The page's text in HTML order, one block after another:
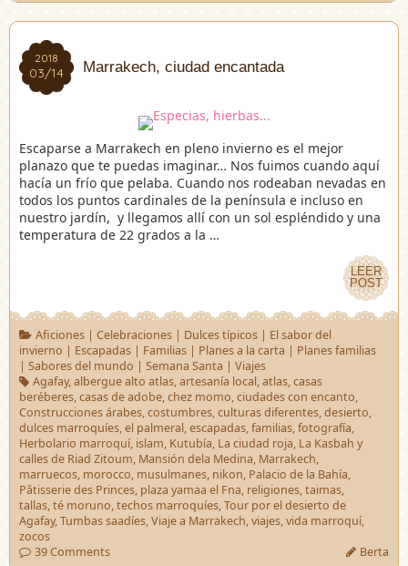
2018
03/14
2018
03/14 Marrakech, ciudad encantada
Escaparse a Marrakech en pleno invierno es el mejor
planazo que te puedas imaginar… Nos fuimos cuando aquí
hacía un frío que pelaba. Cuando nos rodeaban nevadas en
todos los puntos cardinales de la península e incluso en
nuestro jardín, y llegamos allí con un sol espléndido y una
temperatura de 22 grados a la …
LEER
POST
LEER
POST
Aficiones| Celebraciones| Dulces típicos| El sabor del
invierno | Escapadas | Familias | Planes a la carta | Planes familias
| Sabores del mundo | Semana Santa | Viajes
Agafay,albergue alto atlas,artesanía local,atlas,casas
beréberes,casas de adobe,chez momo,ciudades con encanto,
Construcciones árabes,costumbres,culturas diferentes,desierto,
dulces marroquíes,el palmeral,escapadas,familias,fotografía,
Herbolario marroquí, islam, Kutubía, La ciudad roja, La Kasbah y
calles de Riad Zitoum, Mansión dela Medina, Marrakech,
marruecos, morocco, musulmanes, nikon, Palacio de la Bahía,
Pâtisserie des Princes, plaza yamaa el Fna, religiones,taimas,
tallas,té moruno,techos marroquíes,Tour por el desierto de
Agafay,Tumbas saadíes,Viaje a Marrakech,viajes,vida marroquí,
zocos
39 Comments
Berta